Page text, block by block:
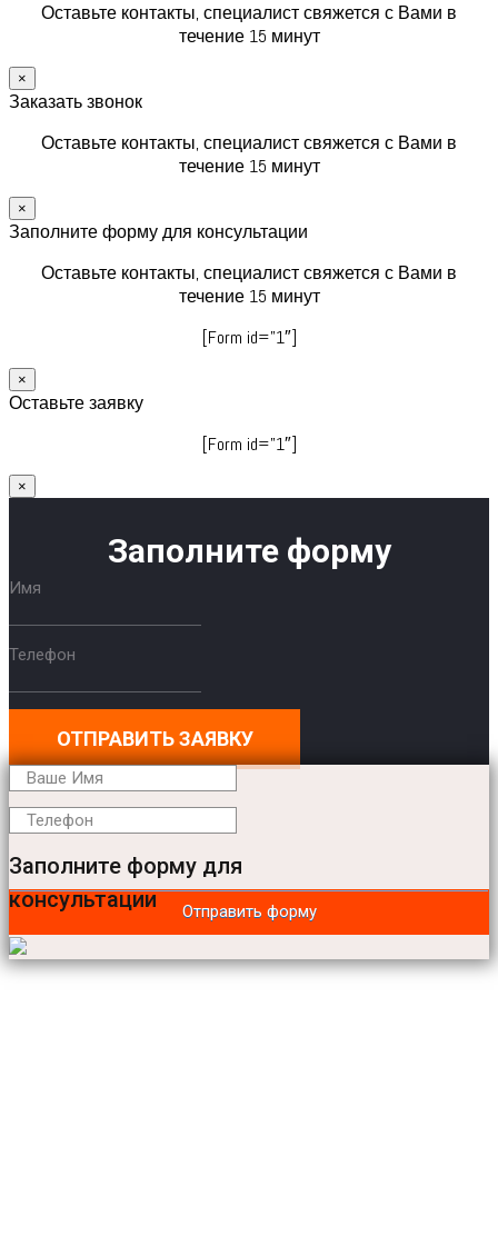
Оставьте контакты, специалист свяжется с Вами в
течение 15 минут
×
Заказать звонок
Оставьте контакты, специалист свяжется с Вами в
течение 15 минут
×
Заполните форму для консультации
Оставьте контакты, специалист свяжется с Вами в
течение 15 минут
[Form id=”1″]
×
Оставьте заявку
[Form id=”1″]
×
Заполните форму
Имя
Телефон
ОТПРАВИТЬ ЗАЯВКУ
Заполните форму для
консультации
Отправить форму